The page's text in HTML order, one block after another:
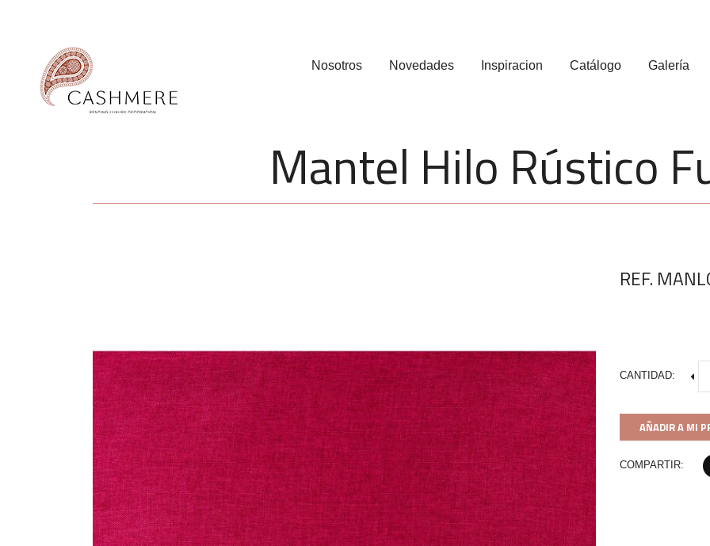
Nosotros Novedades Inspiracion Catálogo Galería
Mantel Hilo Rústico
REF.
CANTIDAD:
AÑADIR A MI
COMPARTIR: